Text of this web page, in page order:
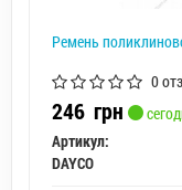
Ремень
0
246 грн
Артикул:
DAYCO